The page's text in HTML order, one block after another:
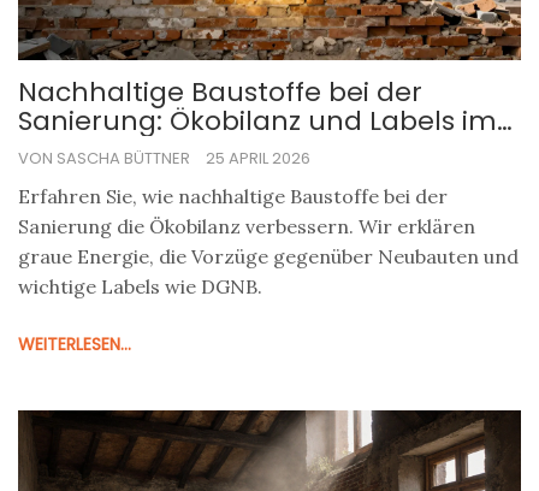
Nachhaltige Baustoffe bei der
Sanierung: Ökobilanz und Labels im
Check
VON SASCHA BÜTTNER 25 APRIL 2026
Erfahren Sie, wie nachhaltige Baustoffe bei der
Sanierung die Ökobilanz verbessern. Wir erklären
graue Energie, die Vorzüge gegenüber Neubauten und
wichtige Labels wie DGNB.
WEITERLESEN...